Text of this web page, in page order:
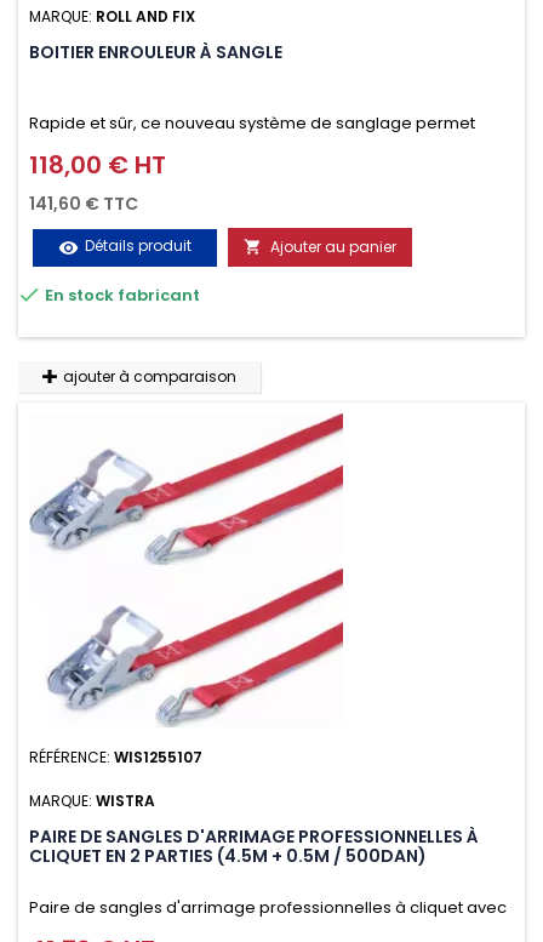
MARQUE: ROLL AND FIX
BOITIER ENROULEUR À SANGLE
Rapide et sûr, ce nouveau système de sanglage permet
d’arrimer le chargement sur la galerie en moins d’une
minute.
Prix
118,00 € HT
141,60 € TTC
visibility Détails produit  Ajouter au panier
 En stock fabricant
ajouter à comparaison
RÉFÉRENCE: WIS1255107
MARQUE: WISTRA
PAIRE DE SANGLES D'ARRIMAGE PROFESSIONNELLES À
CLIQUET EN 2 PARTIES (4.5M + 0.5M / 500DAN)
Paire de sangles d'arrimage professionnelles à cliquet avec